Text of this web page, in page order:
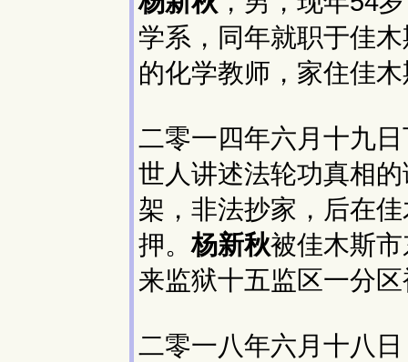
学系，同年就职于佳
的化学教师，家住佳
二零一四年六月十九
世人讲述法轮功真相
架，非法抄家，后在
押。杨新秋被佳木斯
来监狱十五监区一分
二零一八年六月十八